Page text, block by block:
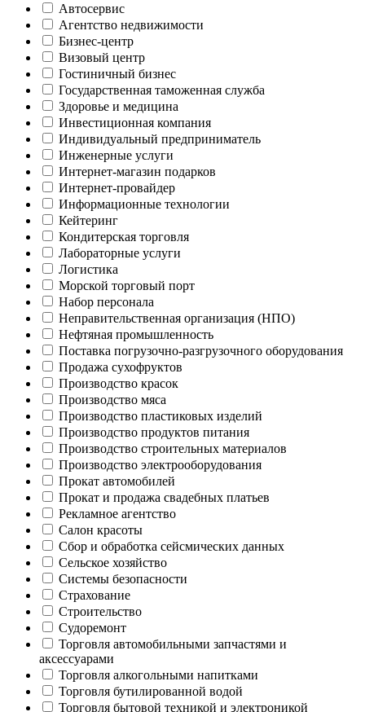
Автосервис
Агентство недвижимости
Бизнес-центр
Визовый центр
Гостиничный бизнес
Государственная таможенная служба
Здоровье и медицина
Инвестиционная компания
Индивидуальный предприниматель
Инженерные услуги
Интернет-магазин подарков
Интернет-провайдер
Информационные технологии
Кейтеринг
Кондитерская торговля
Лабораторные услуги
Логистика
Морской торговый порт
Набор персонала
Неправительственная организация (НПО)
Нефтяная промышленность
Поставка погрузочно-разгрузочного оборудования
Продажа сухофруктов
Производство красок
Производство мяса
Производство пластиковых изделий
Производство продуктов питания
Производство строительных материалов
Производство электрооборудования
Прокат автомобилей
Прокат и продажа свадебных платьев
Рекламное агентство
Салон красоты
Сбор и обработка сейсмических данных
Сельское хозяйство
Системы безопасности
Страхование
Строительство
Судоремонт
Торговля автомобильными запчастями и
аксессуарами
Торговля алкогольными напитками
Торговля бутилированной водой
Торговля бытовой техникой и электроникой